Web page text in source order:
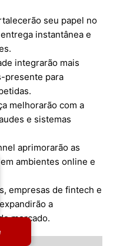
seu papel no
instantânea e
integrarão mais
presente para
melhorarão com a
e sistemas
aprimorarão as
ambientes online e
empresas de fintech e
a
mercado.